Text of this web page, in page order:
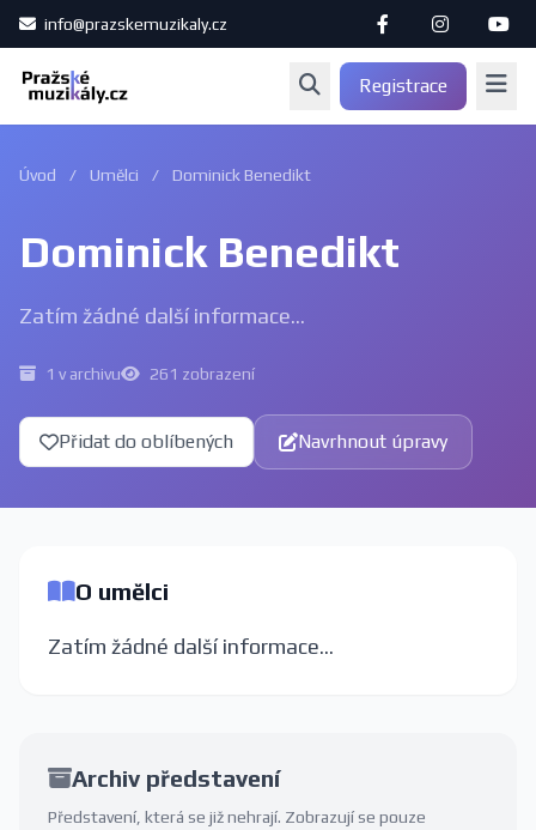
info@prazskemuzikaly.cz
Registrace
Úvod / Umělci / Dominick Benedikt
Dominick Benedikt
Zatím žádné další informace...
1 v archivu 261 zobrazení
Přidat do oblíbených Navrhnout úpravy
O umělci
Zatím žádné další informace...
Archiv představení
Představení, která se již nehrají. Zobrazují se pouze